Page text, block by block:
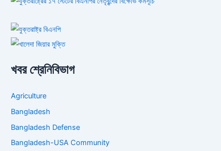
খবর শ্রেনিবিভাগ
Agriculture
Bangladesh
Bangladesh Defense
Bangladesh-USA Community